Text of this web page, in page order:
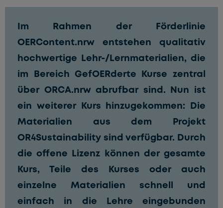
Im Rahmen der Förderlinie
OERContent.nrw entstehen qualitativ
hochwertige Lehr-/Lernmaterialien, die
im Bereich GefOERderte Kurse zentral
über ORCA.nrw abrufbar sind. Nun ist
ein weiterer Kurs hinzugekommen: Die
Materialien aus dem Projekt
OR4Sustainability sind verfügbar. Durch
die offene Lizenz können der gesamte
Kurs, Teile des Kurses oder auch
einzelne Materialien schnell und
einfach in die Lehre eingebunden